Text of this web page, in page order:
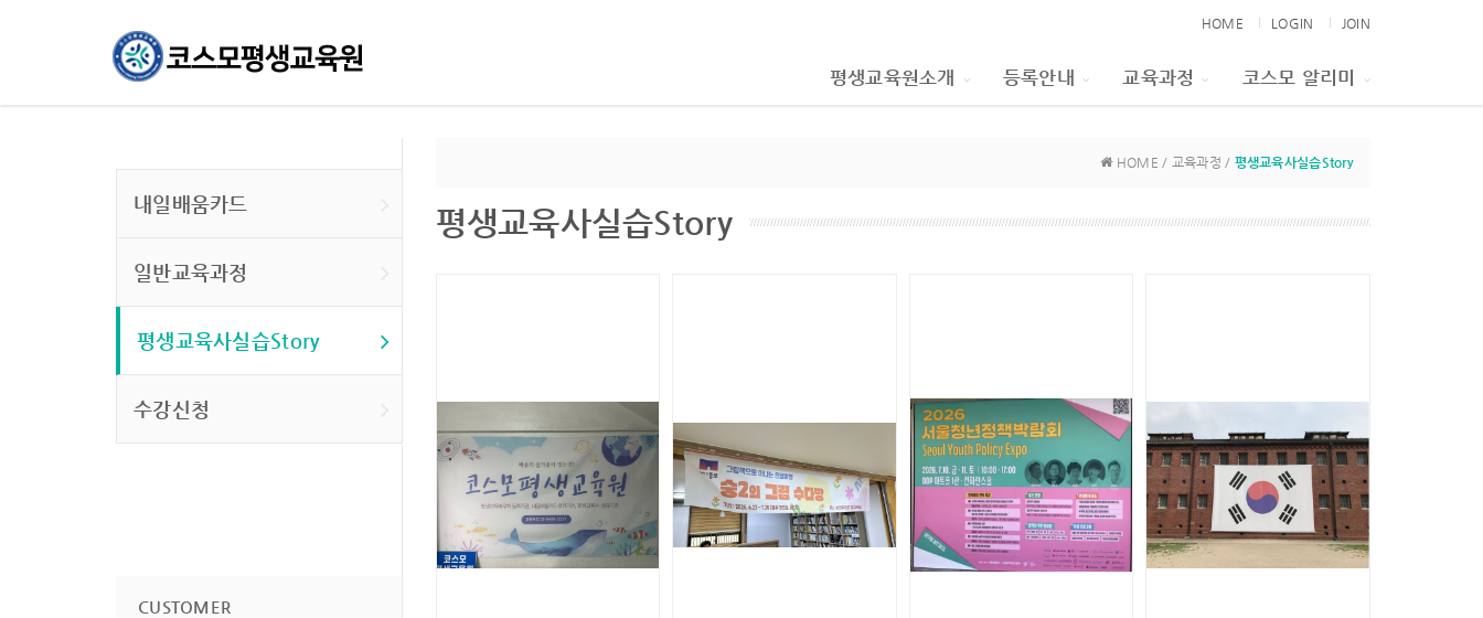
HOME LOGIN JOIN
평생교육원소개 등록안내 교육과정 코스모 알리미
내일배움카드
일반교육과정
평생교육사실습Story
수강신청
CUSTOMER
HOME / 교육과정 / 평생교육사실습Story
평생교육사실습Story